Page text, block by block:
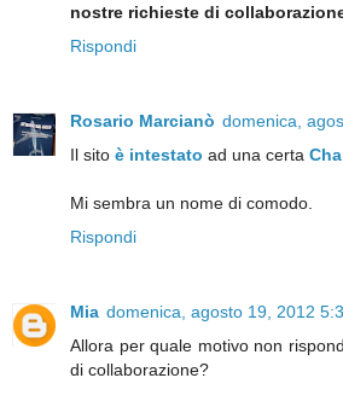
nostre richieste di
Rispondi
Rosario Marcianò domenica,
Il sito è intestato ad una certa
Mi sembra un nome di comodo.
Rispondi
Mia domenica, agosto 19, 2012
Allora per quale motivo non
di collaborazione?